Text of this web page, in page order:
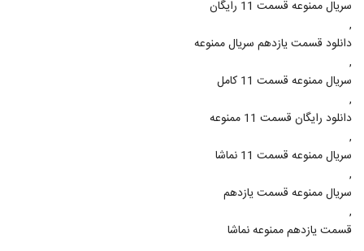
سریال ممنوعه قسمت 11 رایگان
,
دانلود قسمت یازدهم سریال ممنوعه
,
سریال ممنوعه قسمت 11 کامل
,
دانلود رایگان قسمت 11 ممنوعه
,
سریال ممنوعه قسمت 11 نماشا
,
سریال ممنوعه قسمت یازدهم
,
قسمت یازدهم ممنوعه نماشا